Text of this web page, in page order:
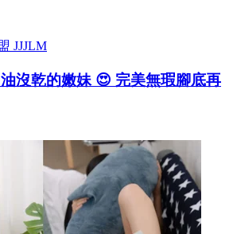
JJJLM
沒乾的嫩妹 😍 完美無瑕腳底再